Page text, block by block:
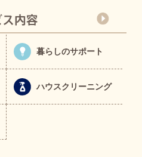
暮らしのサポート
ハウスクリーニング